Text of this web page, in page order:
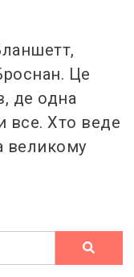
Це
де одна
все. Хто веде
великому